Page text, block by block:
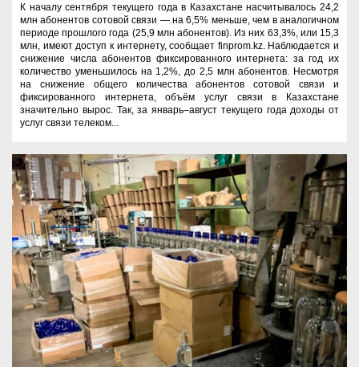
К началу сентября текущего года в Казахстане насчитывалось 24,2
млн абонентов сотовой связи — на 6,5% меньше, чем в аналогичном
периоде прошлого года (25,9 млн абонентов). Из них 63,3%, или 15,3
млн, имеют доступ к интернету, сообщает finprom.kz. Наблюдается и
снижение числа абонентов фиксированного интернета: за год их
количество уменьшилось на 1,2%, до 2,5 млн абонентов. Несмотря
на снижение общего количества абонентов сотовой связи и
фиксированного интернета, объём услуг связи в Казахстане
значительно вырос. Так, за январь–август текущего года доходы от
услуг связи телеком...